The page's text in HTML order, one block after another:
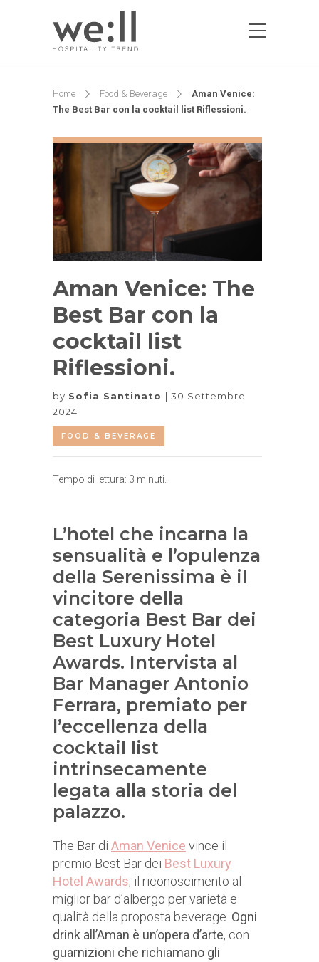
Home Food & Beverage
Aman Venice:
The Best Bar con la cocktail list Riflessioni.
Aman Venice: The
Best Bar con la
cocktail list
Riflessioni.
by Sofia Santinato
30 Settembre
2024
FOOD & BEVERAGE
Tempo di lettura: 3 minuti.
L’hotel che incarna la
sensualità e l’opulenza
della Serenissima è il
vincitore della
categoria Best Bar dei
Best Luxury Hotel
Awards. Intervista al
Bar Manager Antonio
Ferrara, premiato per
l’eccellenza della
cocktail list
intrinsecamente
legata alla storia del
palazzo.
The Bar di Aman Venice vince il
premio Best Bar dei Best Luxury
Hotel Awards, il riconoscimento al
miglior bar d’albergo per varietà e
qualità della proposta beverage. Ogni
drink all’Aman è un’opera d’arte, con
guarnizioni che richiamano gli